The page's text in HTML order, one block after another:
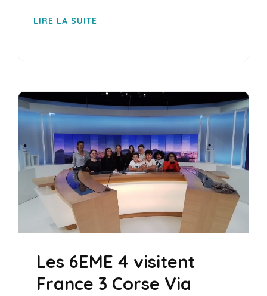
LIRE LA SUITE
Les 6EME 4 visitent
France 3 Corse Via